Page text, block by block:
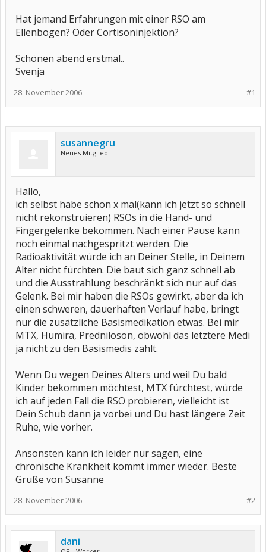
Hat jemand Erfahrungen mit einer RSO am
Ellenbogen? Oder Cortisoninjektion?
Schönen abend erstmal..
Svenja
#1
28. November 2006
susannegru
Neues Mitglied
Hallo,
ich selbst habe schon x mal(kann ich jetzt so schnell
nicht rekonstruieren) RSOs in die Hand- und
Fingergelenke bekommen. Nach einer Pause kann
noch einmal nachgespritzt werden. Die
Radioaktivität würde ich an Deiner Stelle, in Deinem
Alter nicht fürchten. Die baut sich ganz schnell ab
und die Ausstrahlung beschränkt sich nur auf das
Gelenk. Bei mir haben die RSOs gewirkt, aber da ich
einen schweren, dauerhaften Verlauf habe, bringt
nur die zusätzliche Basismedikation etwas. Bei mir
MTX, Humira, Predniloson, obwohl das letztere Medi
ja nicht zu den Basismedis zählt.
Wenn Du wegen Deines Alters und weil Du bald
Kinder bekommen möchtest, MTX fürchtest, würde
ich auf jeden Fall die RSO probieren, vielleicht ist
Dein Schub dann ja vorbei und Du hast längere Zeit
Ruhe, wie vorher.
Ansonsten kann ich leider nur sagen, eine
chronische Krankheit kommt immer wieder. Beste
Grüße von Susanne
#2
28. November 2006
dani